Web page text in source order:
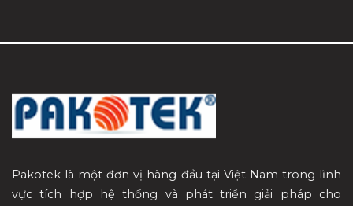
Pakotek là một đơn vị hàng đầu tại Việt Nam trong lĩnh
vực tích hợp hệ thống và phát triển giải pháp cho